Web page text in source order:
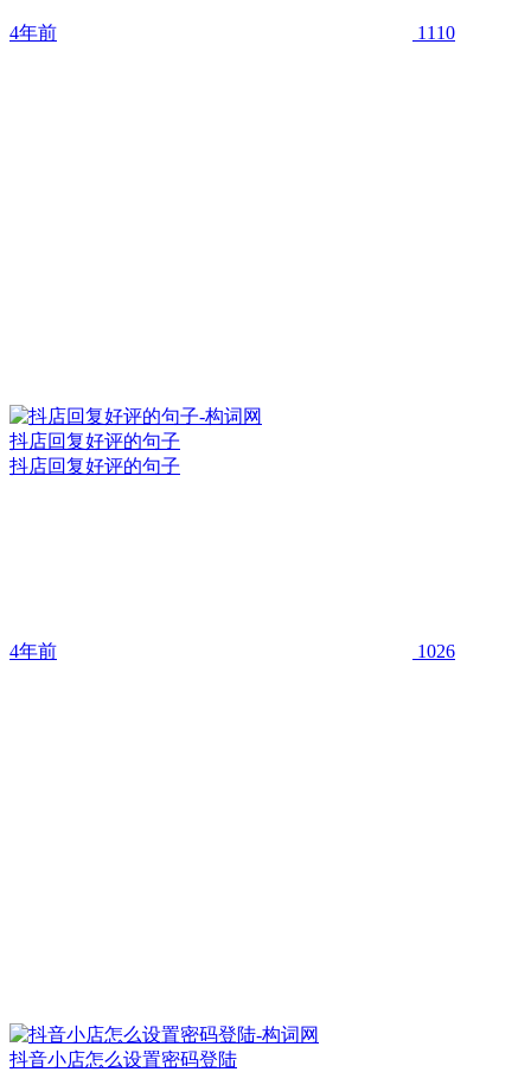
4年前 1110
抖店回复好评的句子
抖店回复好评的句子
4年前 1026
抖音小店怎么设置密码登陆